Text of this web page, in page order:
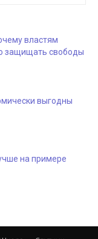
властям
защищать свободы
выгодны
на примере